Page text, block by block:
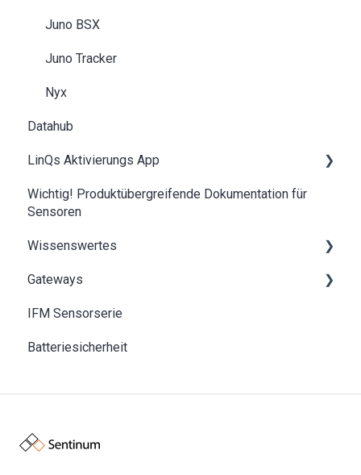
Juno BSX
Juno Tracker
Nyx
Datahub
LinQs Aktivierungs App
LinQs Dokumente Übersicht
Wichtig! Produktübergreifende Dokumentation für
Sensoren
Wissenswertes
Grundlagen des IoT und LPWAN
Gateways
SentiGate indoor Gateway
SentiGate Outdoor Gateway
IFM Sensorserie
Batteriesicherheit